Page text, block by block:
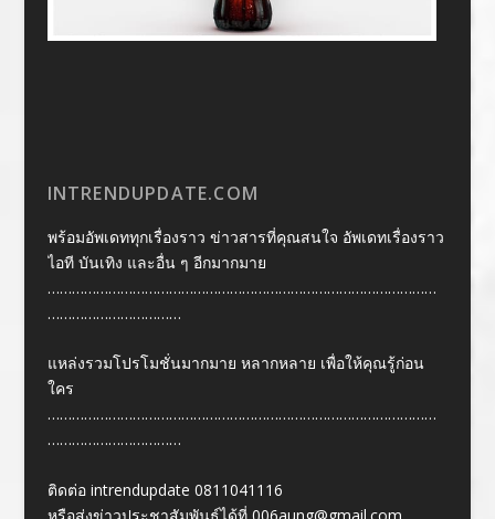
INTRENDUPDATE.COM
พร้อมอัพเดททุกเรื่องราว ข่าวสารที่คุณสนใจ อัพเดทเรื่องราว
ไอที บันเทิง และอื่น ๆ อีกมากมาย
……………………………………………………………………………………
……………………………
แหล่งรวมโปรโมชั่นมากมาย หลากหลาย เพื่อให้คุณรู้ก่อน
ใคร
……………………………………………………………………………………
……………………………
ติดต่อ intrendupdate 0811041116
หรือส่งข่าวประชาสัมพันธ์ได้ที่ 006aung@gmail.com